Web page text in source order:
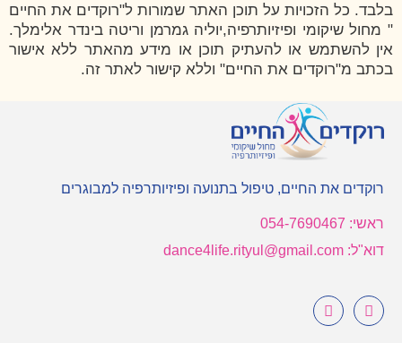
בלבד. כל הזכויות על תוכן האתר שמורות ל"רוקדים את החיים
" מחול שיקומי ופיזיותרפיה,יוליה גמרמן וריטה בינדר אלימלך.
אין להשתמש או להעתיק תוכן או מידע מהאתר ללא אישור
בכתב מ"רוקדים את החיים" וללא קישור לאתר זה.
רוקדים את החיים, טיפול בתנועה ופיזיותרפיה למבוגרים
ראשי: 054-7690467
דוא"ל: dance4life.rityul@gmail.com